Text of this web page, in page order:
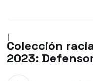
|
Colección
2023: